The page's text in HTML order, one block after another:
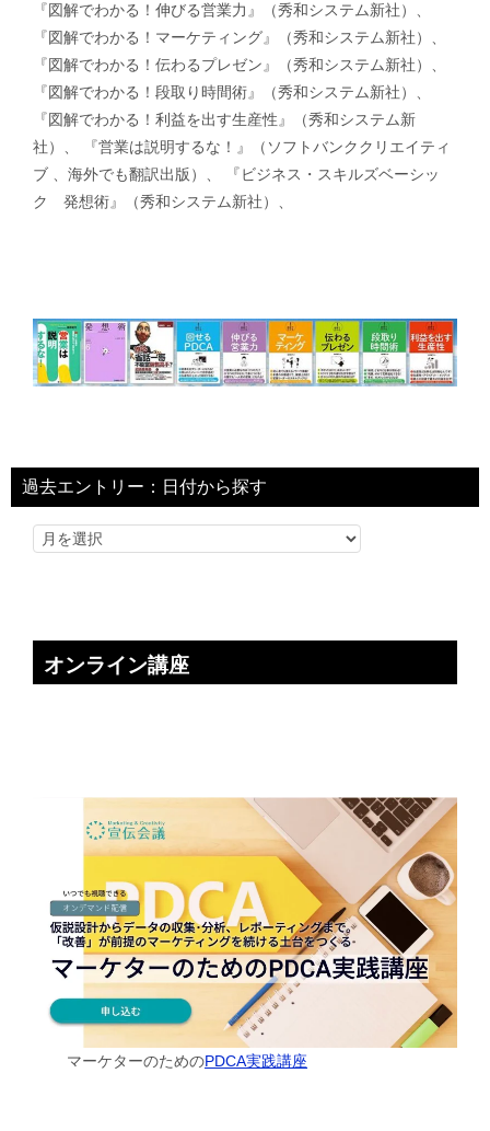
『図解でわかる！伸びる営業力』（秀和システム新社）、
『図解でわかる！マーケティング』（秀和システム新社）、
『図解でわかる！伝わるプレゼン』（秀和システム新社）、
『図解でわかる！段取り時間術』（秀和システム新社）、
『図解でわかる！利益を出す生産性』（秀和システム新
社）、 『営業は説明するな！』（ソフトバンククリエイティ
ブ 、海外でも翻訳出版）、 『ビジネス・スキルズベーシッ
ク 発想術』（秀和システム新社）、
過去エントリー：日付から探す
オンライン講座
マーケターのためのPDCA実践講座